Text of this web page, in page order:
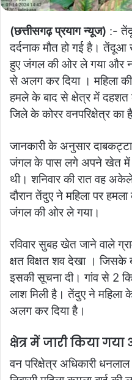
(छत्तीसगढ़ प्रयाग न्यूज) :-
दर्दनाक मौत हो गई है। तेंदूआ
हुए जंगल की ओर ले गया और
से अलग कर दिया । महिला
हमले के बाद से क्षेत्र में दहशत
जिले के कोरर वनपरिक्षेत्र का
जानकारी के अनुसार
जंगल के पास लगे अपने खेत में
थी। शनिवार की रात वह
दौरान तेंदुए ने महिला पर
जंगल की ओर ले गया।
रविवार सुबह खेत जाने वाले
क्षत विक्षत शव देखा । जिसके
इसकी सूचना दी। गांव से 2
लाश मिली है। तेंदुए ने
अलग कर दिया है।
क्षेत्र में जारी किया गया
वन परिक्षेत्र अधिकारी